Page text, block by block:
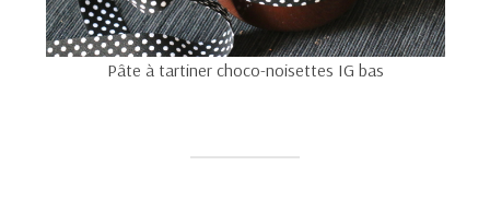
Pâte à tartiner choco-noisettes IG bas